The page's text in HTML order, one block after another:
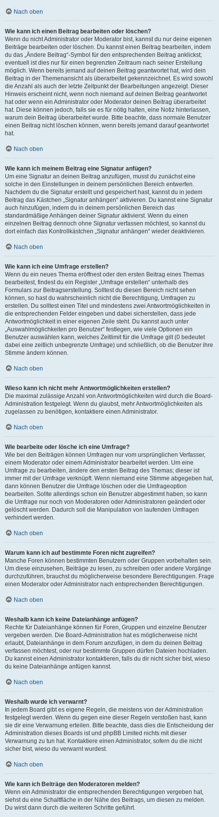
Nach oben
Wie kann ich einen Beitrag bearbeiten oder löschen?
Wenn du nicht Administrator oder Moderator bist, kannst du nur deine eigenen
Beiträge bearbeiten oder löschen. Du kannst einen Beitrag bearbeiten, indem
du das „Ändere Beitrag“-Symbol für den entsprechenden Beitrag anklickst;
eventuell ist dies nur für einen begrenzten Zeitraum nach seiner Erstellung
möglich. Wenn bereits jemand auf deinen Beitrag geantwortet hat, wird dein
Beitrag in der Themenansicht als überarbeitet gekennzeichnet. Es wird sowohl
die Anzahl als auch der letzte Zeitpunkt der Bearbeitungen angezeigt. Dieser
Hinweis erscheint nicht, wenn noch niemand auf deinen Beitrag geantwortet
hat oder wenn ein Administrator oder Moderator deinen Beitrag überarbeitet
hat. Diese können jedoch, falls sie es für nötig halten, eine Notiz hinterlassen,
warum dein Beitrag überarbeitet wurde. Bitte beachte, dass normale Benutzer
einen Beitrag nicht löschen können, wenn bereits jemand darauf geantwortet
hat.
Nach oben
Wie kann ich meinem Beitrag eine Signatur anfügen?
Um eine Signatur an deinen Beitrag anzufügen, musst du zunächst eine
solche in den Einstellungen in deinem persönlichen Bereich entwerfen.
Nachdem du die Signatur erstellt und gespeichert hast, kannst du in jedem
Beitrag das Kästchen „Signatur anhängen“ aktivieren. Du kannst eine Signatur
auch hinzufügen, indem du in deinem persönlichen Bereich das
standardmäßige Anhängen deiner Signatur aktivierst. Wenn du einen
einzelnen Beitrag dennoch ohne Signatur verfassen möchtest, so kannst du
dort einfach das Kontrollkästchen „Signatur anhängen“ wieder deaktivieren.
Nach oben
Wie kann ich eine Umfrage erstellen?
Wenn du ein neues Thema eröffnest oder den ersten Beitrag eines Themas
bearbeitest, findest du ein Register „Umfrage erstellen“ unterhalb des
Formulars zur Beitragserstellung. Solltest du diesen Bereich nicht sehen
können, so hast du wahrscheinlich nicht die Berechtigung, Umfragen zu
erstellen. Du solltest einen Titel und mindestens zwei Antwortmöglichkeiten in
die entsprechenden Felder eingeben und dabei sicherstellen, dass jede
Antwortmöglichkeit in einer eigenen Zeile steht. Du kannst auch unter
„Auswahlmöglichkeiten pro Benutzer“ festlegen, wie viele Optionen ein
Benutzer auswählen kann, welches Zeitlimit für die Umfrage gilt (0 bedeutet
dabei eine zeitlich unbegrenzte Umfrage) und schließlich, ob die Benutzer ihre
Stimme ändern können.
Nach oben
Wieso kann ich nicht mehr Antwortmöglichkeiten erstellen?
Die maximal zulässige Anzahl von Antwortmöglichkeiten wird durch die Board-
Administration festgelegt. Wenn du glaubst, mehr Antwortmöglichkeiten als
zugelassen zu benötigen, kontaktiere einen Administrator.
Nach oben
Wie bearbeite oder lösche ich eine Umfrage?
Wie bei den Beiträgen können Umfragen nur vom ursprünglichen Verfasser,
einem Moderator oder einem Administrator bearbeitet werden. Um eine
Umfrage zu bearbeiten, ändere den ersten Beitrag des Themas; dieser ist
immer mit der Umfrage verknüpft. Wenn niemand eine Stimme abgegeben hat,
dann können Benutzer die Umfrage löschen oder die Umfrageoption
bearbeiten. Sollte allerdings schon ein Benutzer abgestimmt haben, so kann
die Umfrage nur noch von Moderatoren oder Administratoren geändert oder
gelöscht werden. Dadurch soll die Manipulation von laufenden Umfragen
verhindert werden.
Nach oben
Warum kann ich auf bestimmte Foren nicht zugreifen?
Manche Foren können bestimmten Benutzern oder Gruppen vorbehalten sein.
Um diese einzusehen, Beiträge zu lesen, zu schreiben oder andere Vorgänge
durchzuführen, brauchst du möglicherweise besondere Berechtigungen. Frage
einen Moderator oder Administrator nach entsprechenden Berechtigungen.
Nach oben
Weshalb kann ich keine Dateianhänge anfügen?
Rechte für Dateianhänge können für Foren, Gruppen und einzelne Benutzer
vergeben werden. Die Board-Administration hat es möglicherweise nicht
erlaubt, Dateianhänge in dem Forum anzufügen, in dem du deinen Beitrag
verfassen möchtest, oder nur bestimmte Gruppen dürfen Dateien hochladen.
Du kannst einen Administrator kontaktieren, falls du dir nicht sicher bist, wieso
du keine Dateianhänge anfügen kannst.
Nach oben
Weshalb wurde ich verwarnt?
In jedem Board gibt es eigene Regeln, die meistens von der Administration
festgelegt werden. Wenn du gegen eine dieser Regeln verstoßen hast, kann
sie dir eine Verwarnung erteilen. Bitte beachte, dass dies die Entscheidung der
Administration dieses Boards ist und phpBB Limited nichts mit dieser
Verwarnung zu tun hat. Kontaktiere einen Administrator, sofern du die nicht
sicher bist, wieso du verwarnt wurdest.
Nach oben
Wie kann ich Beiträge den Moderatoren melden?
Wenn ein Administrator die entsprechenden Berechtigungen vergeben hat,
siehst du eine Schaltfläche in der Nähe des Beitrags, um diesen zu melden.
Du wirst dann durch die weiteren Schritte geführt.